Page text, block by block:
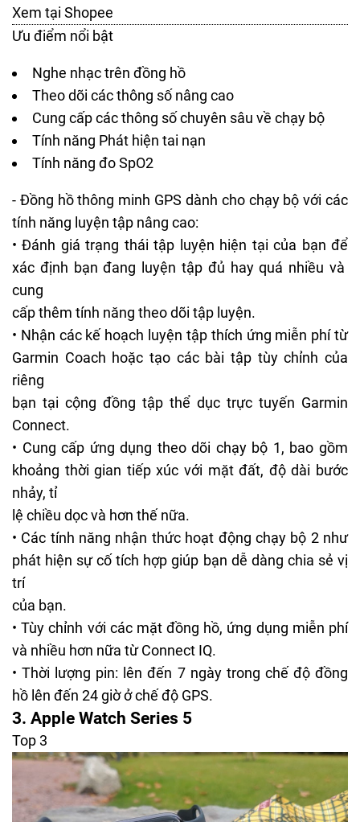
Xem tại Shopee
Ưu điểm nổi bật
Nghe nhạc trên đồng hồ
Theo dõi các thông số nâng cao
Cung cấp các thông số chuyên sâu về chạy bộ
Tính năng Phát hiện tai nạn
Tính năng đo SpO2
- Đồng hồ thông minh GPS dành cho chạy bộ với các
tính năng luyện tập nâng cao:
• Đánh giá trạng thái tập luyện hiện tại của bạn để
xác định bạn đang luyện tập đủ hay quá nhiều và
cung
cấp thêm tính năng theo dõi tập luyện.
• Nhận các kế hoạch luyện tập thích ứng miễn phí từ
Garmin Coach hoặc tạo các bài tập tùy chỉnh của
riêng
bạn tại cộng đồng tập thể dục trực tuyến Garmin
Connect.
• Cung cấp ứng dụng theo dõi chạy bộ 1, bao gồm
khoảng thời gian tiếp xúc với mặt đất, độ dài bước
nhảy, tỉ
lệ chiều dọc và hơn thế nữa.
• Các tính năng nhận thức hoạt động chạy bộ 2 như
phát hiện sự cố tích hợp giúp bạn dễ dàng chia sẻ vị
trí
của bạn.
• Tùy chỉnh với các mặt đồng hồ, ứng dụng miễn phí
và nhiều hơn nữa từ Connect IQ.
• Thời lượng pin: lên đến 7 ngày trong chế độ đồng
hồ lên đến 24 giờ ở chế độ GPS.
3. Apple Watch Series 5
Top 3